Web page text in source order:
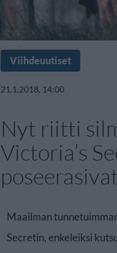
Viihdeuutiset
21.1.2018, 14:00
Nyt riitti
Victoria’s
Maailman
Secretin, enkeleiksi